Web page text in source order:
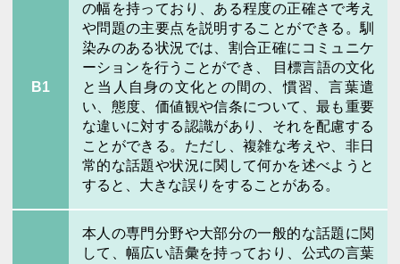
B1
の幅を持っており、ある程度の正確さで考え
や問題の主要点を説明することができる。馴
染みのある状況では、割合正確にコミュニケ
ーションを行うことができ、 目標言語の文化
と当人自身の文化との間の、慣習、言葉遣
い、態度、価値観や信条について、最も重要
な違いに対する認識があり、それを配慮する
ことができる。ただし、複雑な考えや、非日
常的な話題や状況に関して何かを述べようと
すると、大きな誤りをすることがある。
本人の専門分野や大部分の一般的な話題に関
して、幅広い語彙を持っており、公式の言葉